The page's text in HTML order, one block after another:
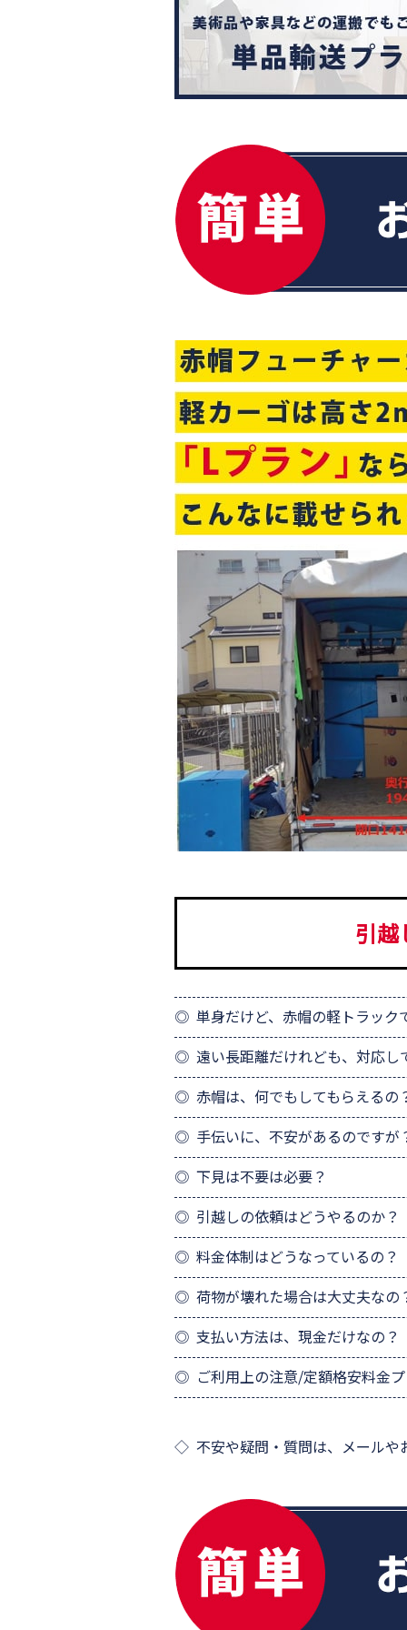
引越
単身だけど、赤帽の軽トラック
遠い長距離だけれども、対応し
赤帽は、何でもしてもらえるの
手伝いに、不安があるのですが
下見は不要は必要？
引越しの依頼はどうやるのか？
料金体制はどうなっているの？
荷物が壊れた場合は大丈夫なの
支払い方法は、現金だけなの？
ご利用上の注意/定額格安料金
不安や疑問・質問は、メールや